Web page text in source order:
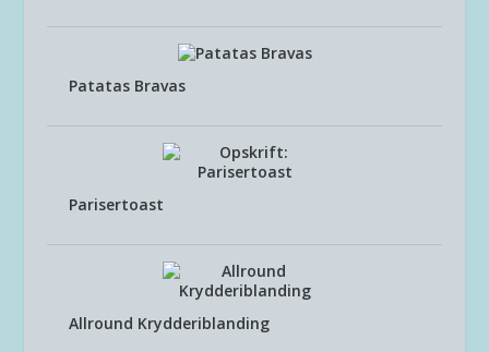
Patatas Bravas
Parisertoast
Allround Krydderiblanding